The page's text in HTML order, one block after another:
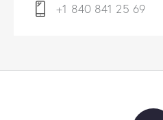
+1 840 841 25 69